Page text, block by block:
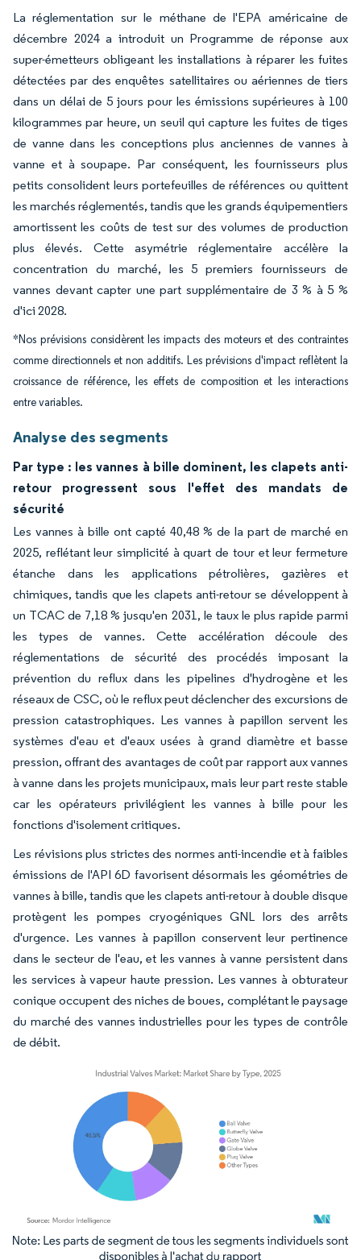
La réglementation sur le méthane de l'EPA américaine de
décembre 2024 a introduit un Programme de réponse aux
super-émetteurs obligeant les installations à réparer les fuites
détectées par des enquêtes satellitaires ou aériennes de tiers
dans un délai de 5 jours pour les émissions supérieures à 100
kilogrammes par heure, un seuil qui capture les fuites de tiges
de vanne dans les conceptions plus anciennes de vannes à
vanne et à soupape. Par conséquent, les fournisseurs plus
petits consolident leurs portefeuilles de références ou quittent
les marchés réglementés, tandis que les grands équipementiers
amortissent les coûts de test sur des volumes de production
plus élevés. Cette asymétrie réglementaire accélère la
concentration du marché, les 5 premiers fournisseurs de
vannes devant capter une part supplémentaire de 3 % à 5 %
d'ici 2028.
*Nos prévisions considèrent les impacts des moteurs et des contraintes
comme directionnels et non additifs. Les prévisions d'impact reflètent la
croissance de référence, les effets de composition et les interactions
entre variables.
Analyse des segments
Par type : les vannes à bille dominent, les clapets anti-
retour progressent sous l'effet des mandats de
sécurité
Les vannes à bille ont capté 40,48 % de la part de marché en
2025, reflétant leur simplicité à quart de tour et leur fermeture
étanche dans les applications pétrolières, gazières et
chimiques, tandis que les clapets anti-retour se développent à
un TCAC de 7,18 % jusqu'en 2031, le taux le plus rapide parmi
les types de vannes. Cette accélération découle des
réglementations de sécurité des procédés imposant la
prévention du reflux dans les pipelines d'hydrogène et les
réseaux de CSC, où le reflux peut déclencher des excursions de
pression catastrophiques. Les vannes à papillon servent les
systèmes d'eau et d'eaux usées à grand diamètre et basse
pression, offrant des avantages de coût par rapport aux vannes
à vanne dans les projets municipaux, mais leur part reste stable
car les opérateurs privilégient les vannes à bille pour les
fonctions d'isolement critiques.
Les révisions plus strictes des normes anti-incendie et à faibles
émissions de l'API 6D favorisent désormais les géométries de
vannes à bille, tandis que les clapets anti-retour à double disque
protègent les pompes cryogéniques GNL lors des arrêts
d'urgence. Les vannes à papillon conservent leur pertinence
dans le secteur de l'eau, et les vannes à vanne persistent dans
les services à vapeur haute pression. Les vannes à obturateur
conique occupent des niches de boues, complétant le paysage
du marché des vannes industrielles pour les types de contrôle
de débit.
Image © Mordor Intelligence. La réutilisation nécessite une attribution sous CC BY